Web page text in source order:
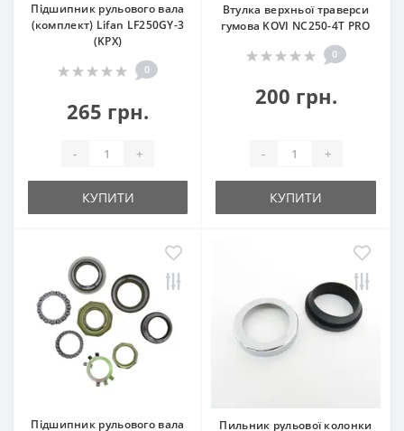
Підшипник рульового вала
(комплект) Lifan LF250GY-3
(KPX)
0
265 грн.
- +
КУПИТИ
Втулка верхньої траверси
гумова KOVI NC250-4T PRO
0
200 грн.
- +
КУПИТИ
Підшипник рульового вала Пильник рульової колонки